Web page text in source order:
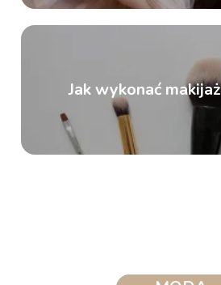
Jak wykonać